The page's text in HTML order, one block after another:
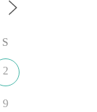
S
2
9